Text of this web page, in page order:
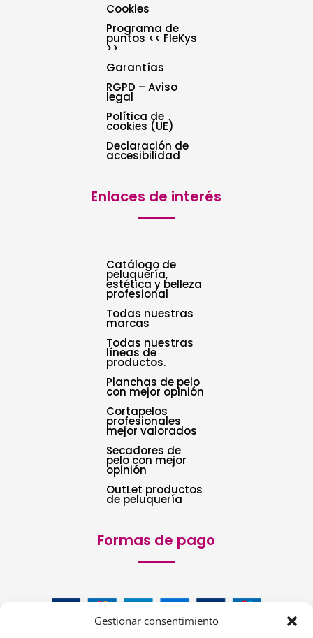
Gestionar consentimiento
Cookies
Programa de
puntos << FleKys
>>
Garantías
RGPD – Aviso
legal
Política de
cookies (UE)
Declaración de
accesibilidad
Enlaces de interés
Catálogo de
peluquería,
estética y belleza
profesional
Todas nuestras
marcas
Todas nuestras
líneas de
productos.
Planchas de pelo
con mejor opinión
Cortapelos
profesionales
mejor valorados
Secadores de
pelo con mejor
opinión
OutLet productos
de peluquería
Formas de pago